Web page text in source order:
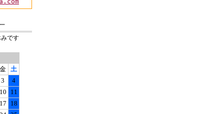
です
金 土
3
4
10
11
17
18